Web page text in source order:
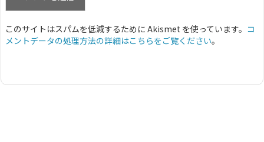
このサイトはスパムを低減するために Akismet を使っています。 コ
メントデータの処理方法の詳細はこちらをご覧ください。